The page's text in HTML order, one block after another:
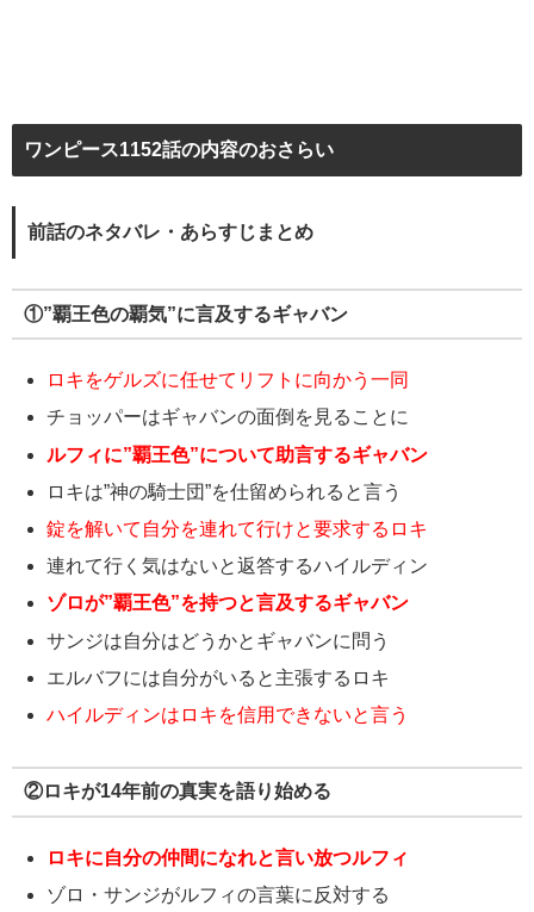
ワンピース1152話の内容のおさらい
前話のネタバレ・あらすじまとめ
①”覇王色の覇気”に言及するギャバン
ロキをゲルズに任せてリフトに向かう一同
チョッパーはギャバンの面倒を見ることに
ルフィに”覇王色”について助言するギャバン
ロキは”神の騎士団”を仕留められると言う
錠を解いて自分を連れて行けと要求するロキ
連れて行く気はないと返答するハイルディン
ゾロが”覇王色”を持つと言及するギャバン
サンジは自分はどうかとギャバンに問う
エルバフには自分がいると主張するロキ
ハイルディンはロキを信用できないと言う
②ロキが14年前の真実を語り始める
ロキに自分の仲間になれと言い放つルフィ
ゾロ・サンジがルフィの言葉に反対する